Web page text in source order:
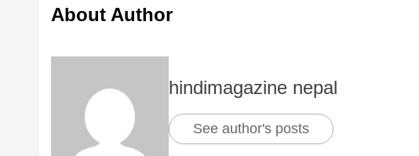
About Author
hindimagazine nepal
See author's posts